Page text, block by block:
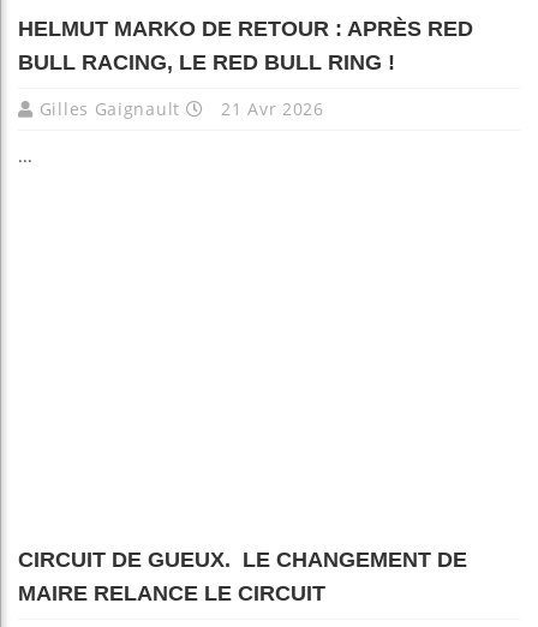
HELMUT MARKO DE RETOUR : APRÈS RED
BULL RACING, LE RED BULL RING !
Gilles Gaignault 21 Avr 2026
...
CIRCUIT DE GUEUX. LE CHANGEMENT DE
MAIRE RELANCE LE CIRCUIT